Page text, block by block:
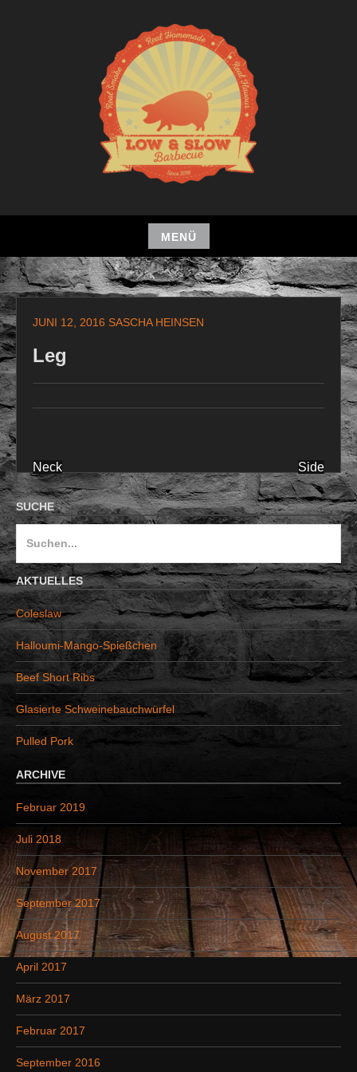
MENÜ
Zum
Inhalt
JUNI 12, 2016 SASCHA HEINSEN
Leg
Beitragsnavigation
Neck Side
SUCHE
c
h
e
n
a
c
h
:
AKTUELLES
Coleslaw
Halloumi-Mango-Spießchen
Beef Short Ribs
Glasierte Schweinebauchwürfel
Pulled Pork
ARCHIVE
Februar 2019
Juli 2018
November 2017
September 2017
August 2017
April 2017
März 2017
Februar 2017
September 2016